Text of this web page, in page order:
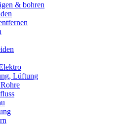
& bohren
Lüftung